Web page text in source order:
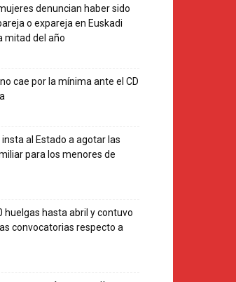
denuncian haber sido
o expareja en Euskadi
mitad del año
cae por la mínima ante el CD
insta al Estado a agotar las
para los menores de
huelgas hasta abril y contuvo
convocatorias respecto a